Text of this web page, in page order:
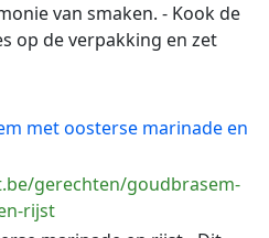
van smaken. - Kook de
op de verpakking en zet
met oosterse marinade en
gerechten/goudbrasem-
rijst